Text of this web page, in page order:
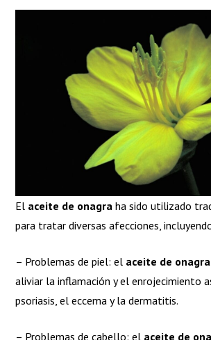
El aceite de onagra ha sido utilizado
para tratar diversas afecciones,
– Problemas de piel: el aceite de onagra
aliviar la inflamación y el enrojecimiento
psoriasis, el eccema y la dermatitis.
– Problemas de cabello: el aceite de